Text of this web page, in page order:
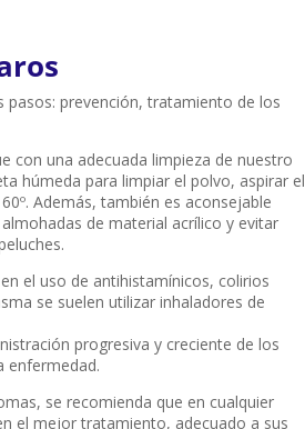
prevención, tratamiento de los
con una adecuada limpieza de nuestro
húmeda para limpiar el polvo, aspirar el
Además, también es aconsejable
de material acrílico y evitar
el uso de antihistamínicos, colirios
se suelen utilizar inhaladores de
progresiva y creciente de los
enfermedad.
se recomienda que en cualquier
el mejor tratamiento, adecuado a sus